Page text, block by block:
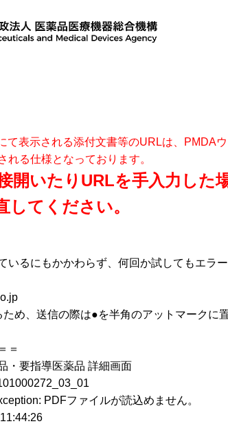
て表示される添付文書等のURLは、PMDA
れる仕様となっております。
開いたりURLを手入力した
してください。
いるにもかかわらず、何回か試してもエラ
め、送信の際は●を半角のアットマークに
＝
指導医薬品 詳細画面
PDFファイルが読込めません。